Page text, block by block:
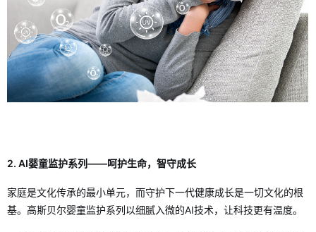
2. AI婴童监护系列——呵护生命，智守成长
家庭是文化传承的最小单元，而守护下一代健康成长是一切文化的根
基。高斯贝尔婴童监护系列以细腻入微的AI技术，让科技更有温度。